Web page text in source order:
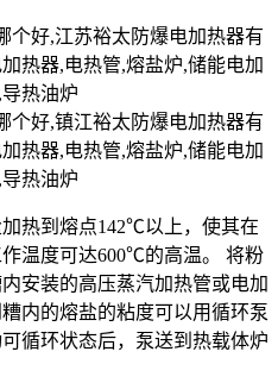
热到熔点142℃以上，使其在
温度可达600℃的高温。 将粉
安装的高压蒸汽加热管或电加
内的熔盐的粘度可以用循环泵
循环状态后，泵送到热载体炉